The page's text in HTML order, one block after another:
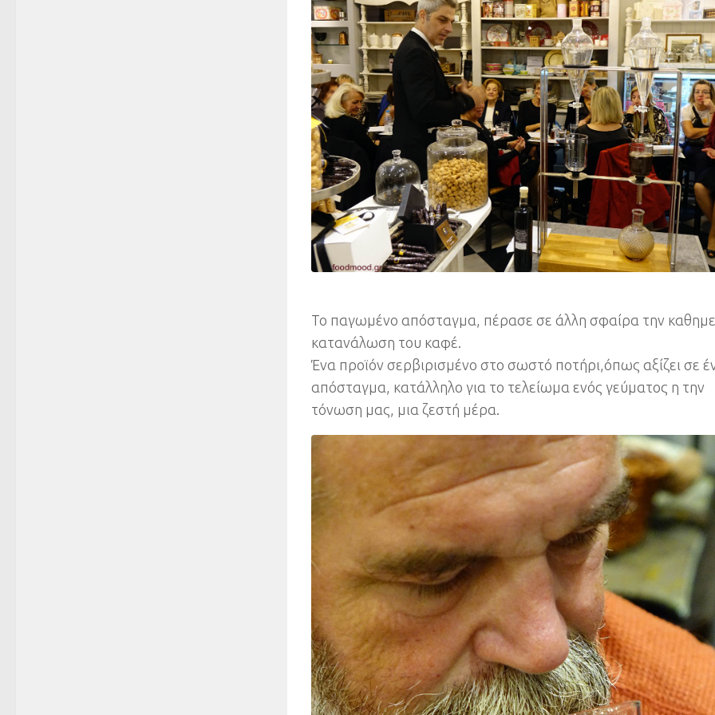
Το παγωμένο απόσταγμα, πέρασε σε άλλη σφαίρα την
κατανάλωση του καφέ.
Ένα προϊόν σερβιρισμένο στο σωστό ποτήρι,όπως αξίζει σε
απόσταγμα, κατάλληλο για το τελείωμα ενός γεύματος η την
τόνωση μας, μια ζεστή μέρα.